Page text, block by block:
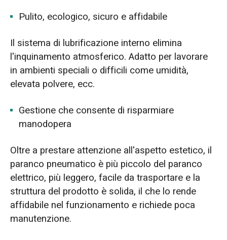
Pulito, ecologico, sicuro e affidabile
Il sistema di lubrificazione interno elimina
l'inquinamento atmosferico. Adatto per lavorare
in ambienti speciali o difficili come umidità,
elevata polvere, ecc.
Gestione che consente di risparmiare
manodopera
Oltre a prestare attenzione all'aspetto estetico, il
paranco pneumatico è più piccolo del paranco
elettrico, più leggero, facile da trasportare e la
struttura del prodotto è solida, il che lo rende
affidabile nel funzionamento e richiede poca
manutenzione.